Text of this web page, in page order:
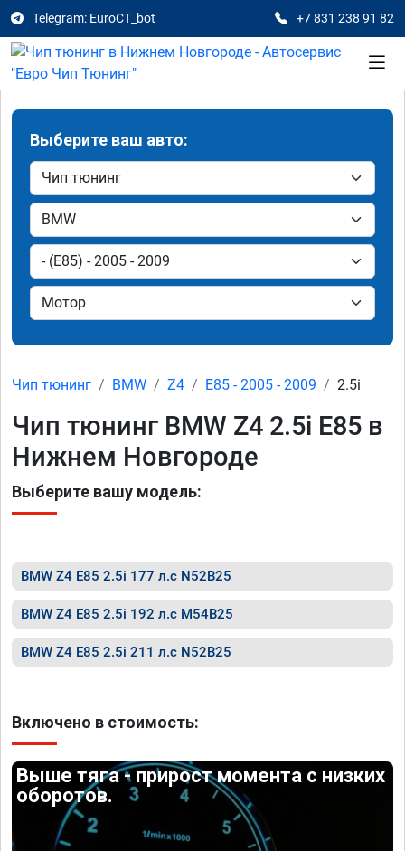
Telegram: EuroCT_bot +7 831 238 91 82
Выберите ваш авто:
Чип тюнинг BMW Z4 E85 - 2005 - 2009 2.5i
Чип тюнинг BMW Z4 2.5i E85 в
Нижнем Новгороде
Выберите вашу модель:
BMW Z4 E85 2.5i 177 л.с N52B25
BMW Z4 E85 2.5i 192 л.с M54B25
BMW Z4 E85 2.5i 211 л.с N52B25
Включено в стоимость:
Выше тяга - прирост момента с низких
оборотов.